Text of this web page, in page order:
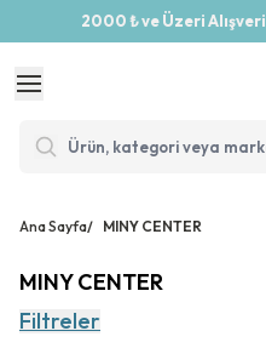
2000 ₺ ve Üzeri
Ana Sayfa/ MINY CENTER
MINY CENTER
Filtreler